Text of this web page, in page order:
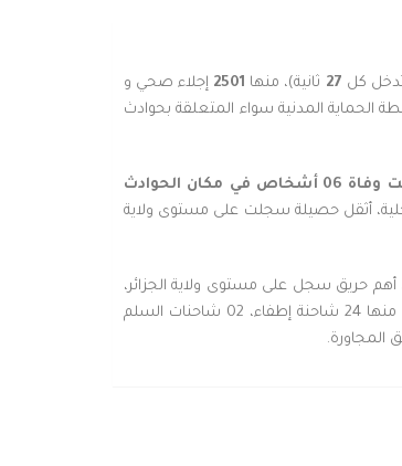
كل 27 ثانية)، منها 2501 إجلاء صحي و
المدنية سواء المتعلقة بحوادث
حيث خلفت وفاة 06 أشخاص في مكان الحوادث
أثقل حصيلة سجلت على مستوى ولاية
أهم حريق سجل على مستوى ولاية الجزائر،
يتمثل في حريق شب داخل مصنع للحفاظات و تخزين المواد الأولية للعطور بمنطقة النشاطات ببلدية الدار البيضاء، حيث تم تسخير 28 فرقة للتدخل منها 24 شاحنة إطفاء، 02 شاحنات السلم